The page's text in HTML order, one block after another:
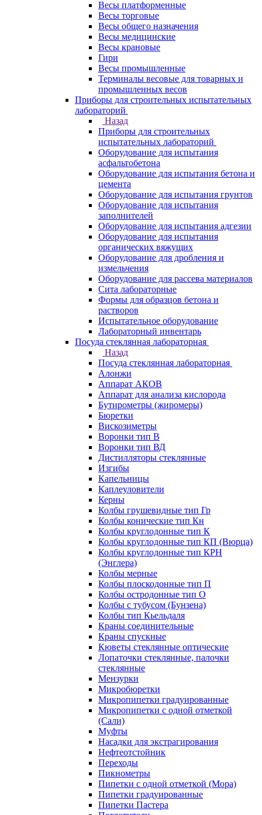
Весы платформенные
Весы торговые
Весы общего назначения
Весы медицинские
Весы крановые
Гири
Весы промышленные
Терминалы весовые для товарных и
промышленных весов
Приборы для строительных испытательных
лабораторий
Назад
Приборы для строительных
испытательных лабораторий
Оборудование для испытания
асфальтобетона
Оборудование для испытания бетона и
цемента
Оборудование для испытания грунтов
Оборудование для испытания
заполнителей
Оборудование для испытания адгезии
Оборудование для испытания
органических вяжущих
Оборудование для дробления и
измельчения
Оборудование для рассева материалов
Сита лабораторные
Формы для образцов бетона и
растворов
Испытательное оборудование
Лабораторный инвентарь
Посуда стеклянная лабораторная
Назад
Посуда стеклянная лабораторная
Алонжи
Аппарат АКОВ
Аппарат для анализа кислорода
Бутирометры (жиромеры)
Бюретки
Вискозиметры
Воронки тип В
Воронки тип ВД
Дистилляторы стеклянные
Изгибы
Капельницы
Каплеуловители
Керны
Колбы грушевидные тип Гр
Колбы конические тип Кн
Колбы круглодонные тип К
Колбы круглодонные тип КП (Вюрца)
Колбы круглодонные тип КРН
(Энглера)
Колбы мерные
Колбы плоскодонные тип П
Колбы остродонные тип О
Колбы с тубусом (Бунзена)
Колбы тип Кьельдаля
Краны соединительные
Краны спускные
Кюветы стеклянные оптические
Лопаточки стеклянные, палочки
стеклянные
Мензурки
Микробюретки
Микропипетки градуированные
Микропипетки с одной отметкой
(Сали)
Муфты
Насадки для экстрагирования
Нефтеотстойник
Переходы
Пикнометры
Пипетки с одной отметкой (Мора)
Пипетки градуированные
Пипетки Пастера